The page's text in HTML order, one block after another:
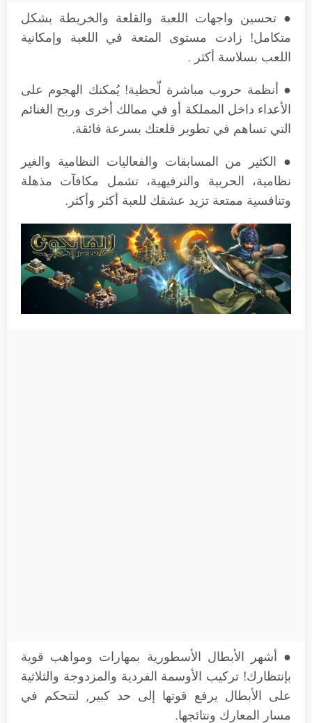
● تحسين واجهات اللعبة والقلعة والخريطة بشكل
متكامل! زادت مستوى المتعة في اللعبة وإمكانية
اللعب بسلاسة أكثر .
● أنظمة حروب مباشرة لّحظية! يُمكنك الهجوم على
الأعداء داخل المملكة أو في ممالك أخرى وربح الغنائم
التي تساهم في تطوير قلعتك بسرعة فائقة.
● الكثير من المسابقات والفعاليات النظامية والغير
نظامية، الحربية والترفيهية، تشمل مكافآت مذهلة
وتنافسية ممتعة تزيد عشقك للعبة أكثر وأكثر.
● أشهر الأبطال الأسطورية بمهارات ومواهب قوية
بإنتظارك! تركيب الأوسمة الفردية والمزدوجة والثلاثية
على الأبطال يرفع قوتها إلى حد كبير, لتتحكم في
مسار المعارك ونتائجها.